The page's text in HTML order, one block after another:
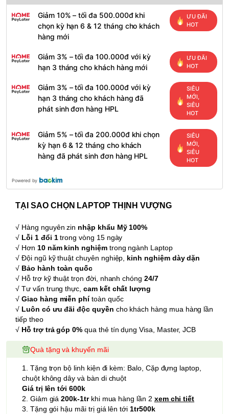
Giảm 10% – tối đa 500.000đ khi
chọn kỳ hạn 6 & 12 tháng cho khách
hàng mới
ƯU ĐÃI
HOT
Giảm 3% – tối đa 100.000đ với kỳ
hạn 3 tháng cho khách hàng mới
ƯU ĐÃI
HOT
Giảm 3% – tối đa 100.000đ với kỳ
hạn 3 tháng cho khách hàng đã
phát sinh đơn hàng HPL
SIÊU
MỚI,
SIÊU
HOT
Giảm 5% – tối đa 200.000đ khi chọn
kỳ hạn 6 & 12 tháng cho khách
hàng đã phát sinh đơn hàng HPL
SIÊU
MỚI,
SIÊU
HOT
Powered by
TẠI SAO CHỌN LAPTOP THỊNH VƯỢNG
√ Hàng nguyên zin nhập khẩu Mỹ 100%
√ Lỗi 1 đổi 1trong vòng 15 ngày
√ Hơn 10 năm kinh nghiệm trong ngành Laptop
√ Đội ngũ kỹ thuật chuyên nghiệp, kinh nghiệm dày dặn
√ Bảo hành toàn quốc
√ Hỗ trợ kỹ thuật trọn đời, nhanh chóng 24/7
√ Tư vấn trung thực,cam kết chất lượng
√Giao hàng miễn phítoàn quốc
√ Luôn có ưu đãi độc quyền cho khách hàng mua hàng lần
tiếp theo
√ Hỗ trợ trả góp 0% qua thẻ tín dụng Visa, Master, JCB
Quà tặng và khuyến mãi
1. Tặng trọn bộ linh kiện đi kèm: Balo, Cặp đựng laptop,
chuột không dây và bàn di chuột
Giá trị lên tới 600k
2. Giảm giá200k-1trkhi mua hàng lần 2 xem chi tiết
3. Tặng gói hậu mãi trị giá lên tới 1tr500k